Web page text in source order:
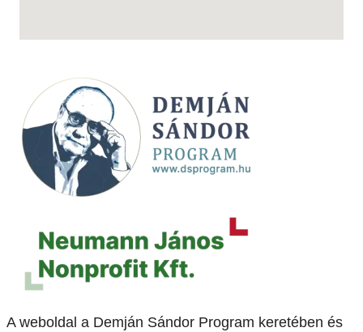
A weboldal a Demján Sándor Program keretében és